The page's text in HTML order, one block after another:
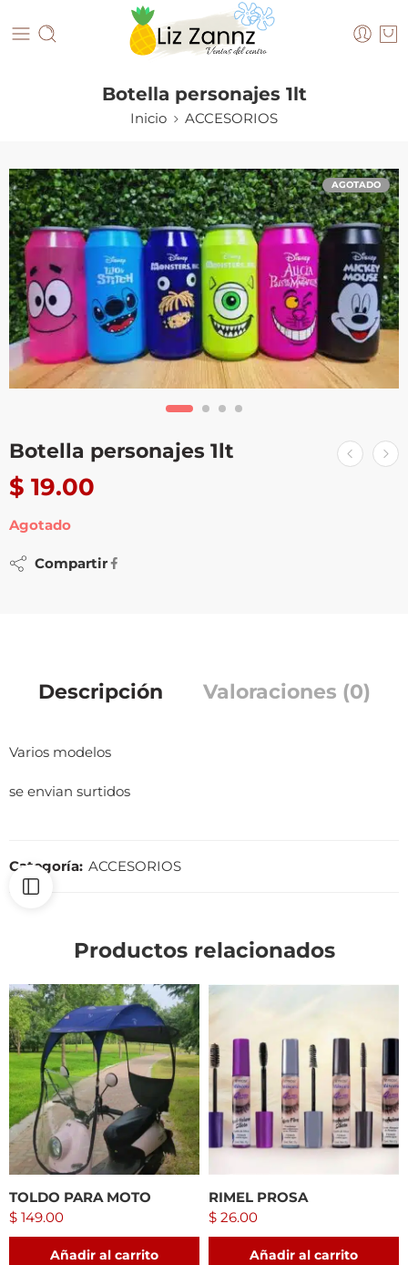
Botella personajes 1lt
Inicio ACCESORIOS
AGOTADO
Botella personajes 1lt
$ 19.00
Agotado
Compartir
Descripción Valoraciones (0)
Varios modelos
se envian surtidos
Categoría: ACCESORIOS
Productos relacionados
TOLDO PARA MOTO
$ 149.00
Añadir al carrito
RIMEL PROSA
$ 26.00
Añadir al carrito